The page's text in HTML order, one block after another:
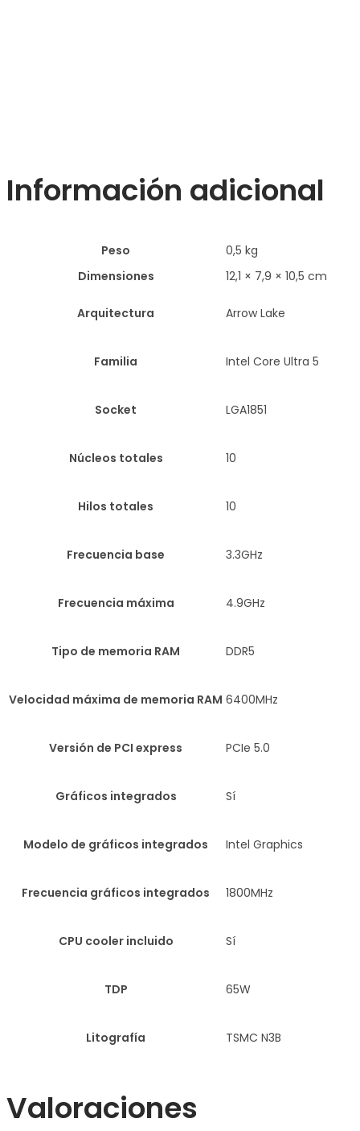
Información adicional
Peso
0,5 kg
Dimensiones
12,1 × 7,9 × 10,5 cm
Arquitectura Arrow Lake
Familia Intel Core Ultra 5
Socket LGA1851
Núcleos totales 10
Hilos totales 10
Frecuencia base 3.3GHz
Frecuencia máxima 4.9GHz
Tipo de memoria RAM DDR5
Velocidad máxima de memoria RAM 6400MHz
Versión de PCI express PCIe 5.0
Gráficos integrados Sí
Modelo de gráficos integrados Intel Graphics
Frecuencia gráficos integrados 1800MHz
CPU cooler incluido Sí
TDP 65W
Litografía TSMC N3B
Valoraciones